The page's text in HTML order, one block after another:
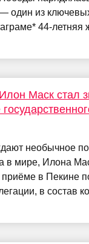
один из
44-летняя
Маск стал
необычное
в мире, Илона
приёме в Пекине
в состав